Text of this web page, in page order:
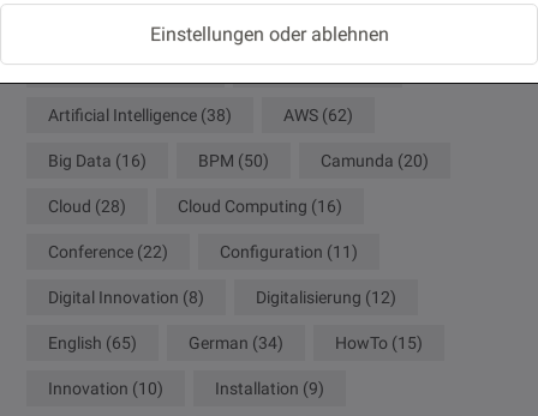
Einstellungen oder ablehnen
Ansible APEX
API Management(9) Architecture(20)
Artificial Intelligence (38) AWS (62)
Big Data (16) BPM (50) Camunda (20)
Cloud (28) Cloud Computing (16)
Conference (22) Configuration (11)
Digital Innovation (8) Digitalisierung (12)
English (65) German (34) HowTo (15)
Innovation (10) Installation (9)